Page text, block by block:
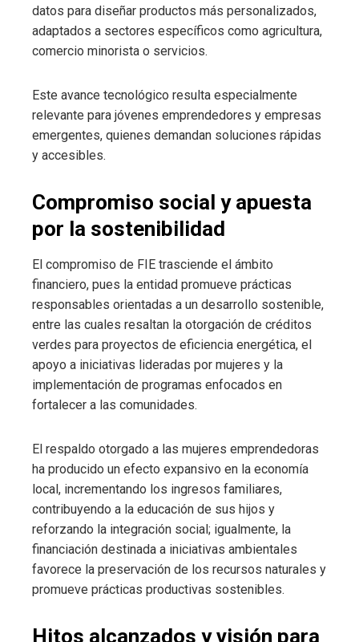
datos para diseñar productos más personalizados,
adaptados a sectores específicos como agricultura,
comercio minorista o servicios.
Este avance tecnológico resulta especialmente
relevante para jóvenes emprendedores y empresas
emergentes, quienes demandan soluciones rápidas
y accesibles.
Compromiso social y apuesta
por la sostenibilidad
El compromiso de FIE trasciende el ámbito
financiero, pues la entidad promueve prácticas
responsables orientadas a un desarrollo sostenible,
entre las cuales resaltan la otorgación de créditos
verdes para proyectos de eficiencia energética, el
apoyo a iniciativas lideradas por mujeres y la
implementación de programas enfocados en
fortalecer a las comunidades.
El respaldo otorgado a las mujeres emprendedoras
ha producido un efecto expansivo en la economía
local, incrementando los ingresos familiares,
contribuyendo a la educación de sus hijos y
reforzando la integración social; igualmente, la
financiación destinada a iniciativas ambientales
favorece la preservación de los recursos naturales y
promueve prácticas productivas sostenibles.
Hitos alcanzados y visión para